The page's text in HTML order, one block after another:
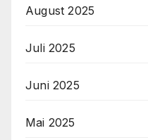
August 2025
Juli 2025
Juni 2025
Mai 2025